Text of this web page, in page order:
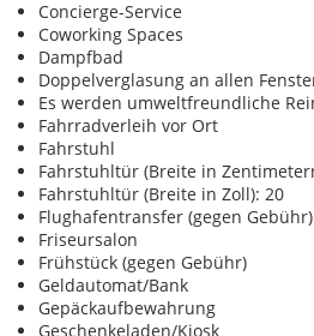
Concierge-Service
Coworking Spaces
Dampfbad
Doppelverglasung an allen
Es werden umweltfreundliche
Fahrradverleih vor Ort
Fahrstuhl
Fahrstuhltür (Breite in
Fahrstuhltür (Breite in Zoll): 20
Flughafentransfer (gegen Gebühr)
Friseursalon
Frühstück (gegen Gebühr)
Geldautomat/Bank
Gepäckaufbewahrung
Geschenkeladen/Kiosk